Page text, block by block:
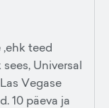
teed
Universal
Vegase
10 päeva ja